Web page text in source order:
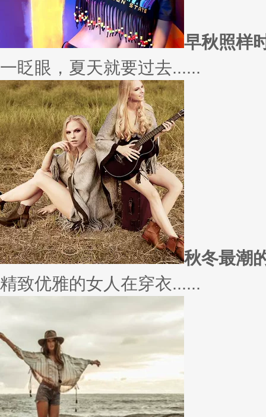
因为经常迁就他人，所以不断委
实......